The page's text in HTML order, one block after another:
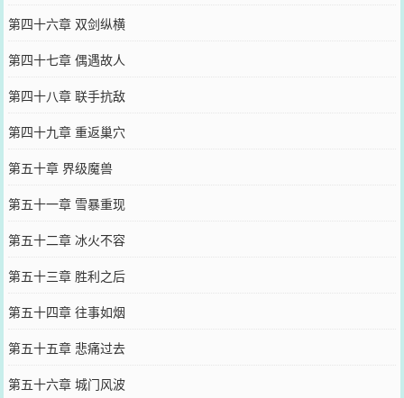
第四十六章 双剑纵横
第四十七章 偶遇故人
第四十八章 联手抗敌
第四十九章 重返巢穴
第五十章 界级魔兽
第五十一章 雪暴重现
第五十二章 冰火不容
第五十三章 胜利之后
第五十四章 往事如烟
第五十五章 悲痛过去
第五十六章 城门风波